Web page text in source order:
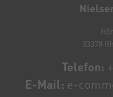
33378
Telefon:
E-Mail: e-